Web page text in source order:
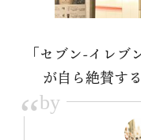
「セブン-イレ
が自ら絶賛す
“by